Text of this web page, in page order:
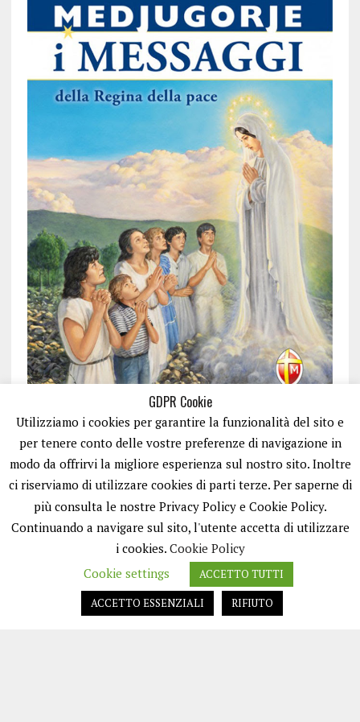
ISCRIVITI
GDPR Cookie
Utilizziamo i cookies per garantire la funzionalità del sito e
per tenere conto delle vostre preferenze di navigazione in
modo da offrirvi la migliore esperienza sul nostro sito. Inoltre
ci riserviamo di utilizzare cookies di parti terze. Per saperne di
più consulta le nostre Privacy Policy e Cookie Policy.
Continuando a navigare sul sito, l'utente accetta di utilizzare
i cookies. Cookie Policy
Cookie settings
ACCETTO TUTTI
ACCETTO ESSENZIALI
RIFIUTO